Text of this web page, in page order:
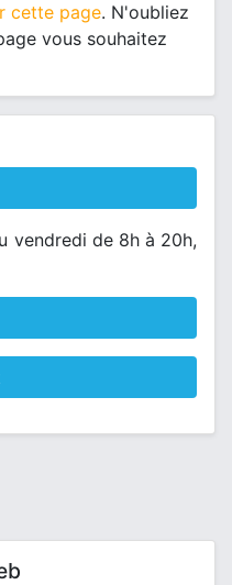
cette page. N'oubliez
vous souhaitez
vendredi de 8h à 20h,